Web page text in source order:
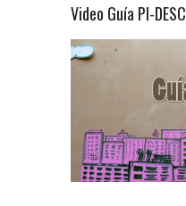
Video Guía PI-DESC